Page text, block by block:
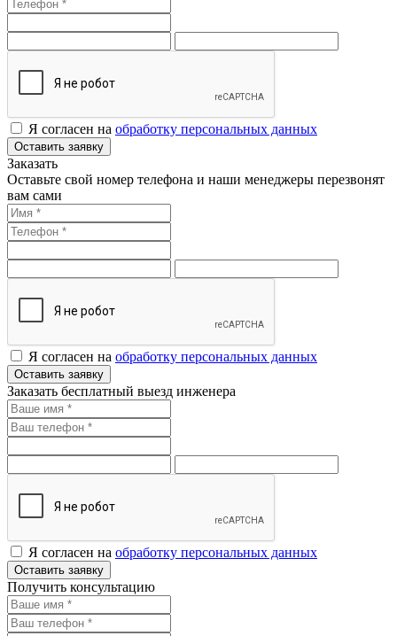
Я согласен на обработку персональных данных
Оставить заявку
Заказать
Оставьте свой номер телефона и наши менеджеры перезвонят
вам сами
Я согласен на обработку персональных данных
Оставить заявку
Заказать бесплатный выезд инженера
Я согласен на обработку персональных данных
Оставить заявку
Получить консультацию